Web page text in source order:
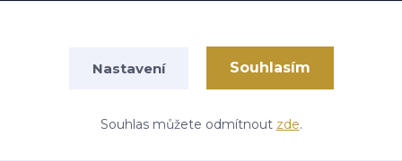
Nastavení Souhlasím
Souhlas můžete odmítnout zde.